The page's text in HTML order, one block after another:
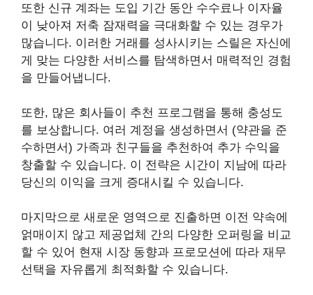
또한 신규 계좌는 도입 기간 동안 수수료나 이자율
이 낮아져 저축 잠재력을 극대화할 수 있는 경우가
많습니다. 이러한 거래를 성사시키는 스릴은 자신에
게 맞는 다양한 서비스를 탐색하면서 매력적인 경험
을 만들어냅니다.
또한, 많은 회사들이 추천 프로그램을 통해 충성도
를 보상합니다. 여러 계정을 생성하면서 (약관을 준
수하면서) 가족과 친구들을 추천하여 추가 수익을
창출할 수 있습니다. 이 전략은 시간이 지남에 따라
당신의 이익을 크게 증대시킬 수 있습니다.
마지막으로 새로운 영역으로 진출하면 이전 약속에
얽매이지 않고 제공업체 간의 다양한 오퍼링을 비교
할 수 있어 현재 시장 동향과 프로모션에 따라 재무
선택을 자유롭게 최적화할 수 있습니다.